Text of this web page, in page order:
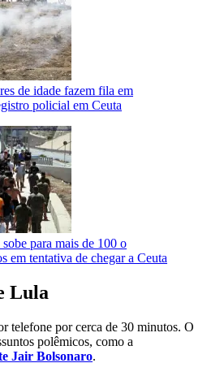
de idade fazem fila em
policial em Ceuta
para mais de 100 o
em tentativa de chegar a Ceuta
Lula
telefone por cerca de 30 minutos. O
polêmicos, como a
Jair Bolsonaro.